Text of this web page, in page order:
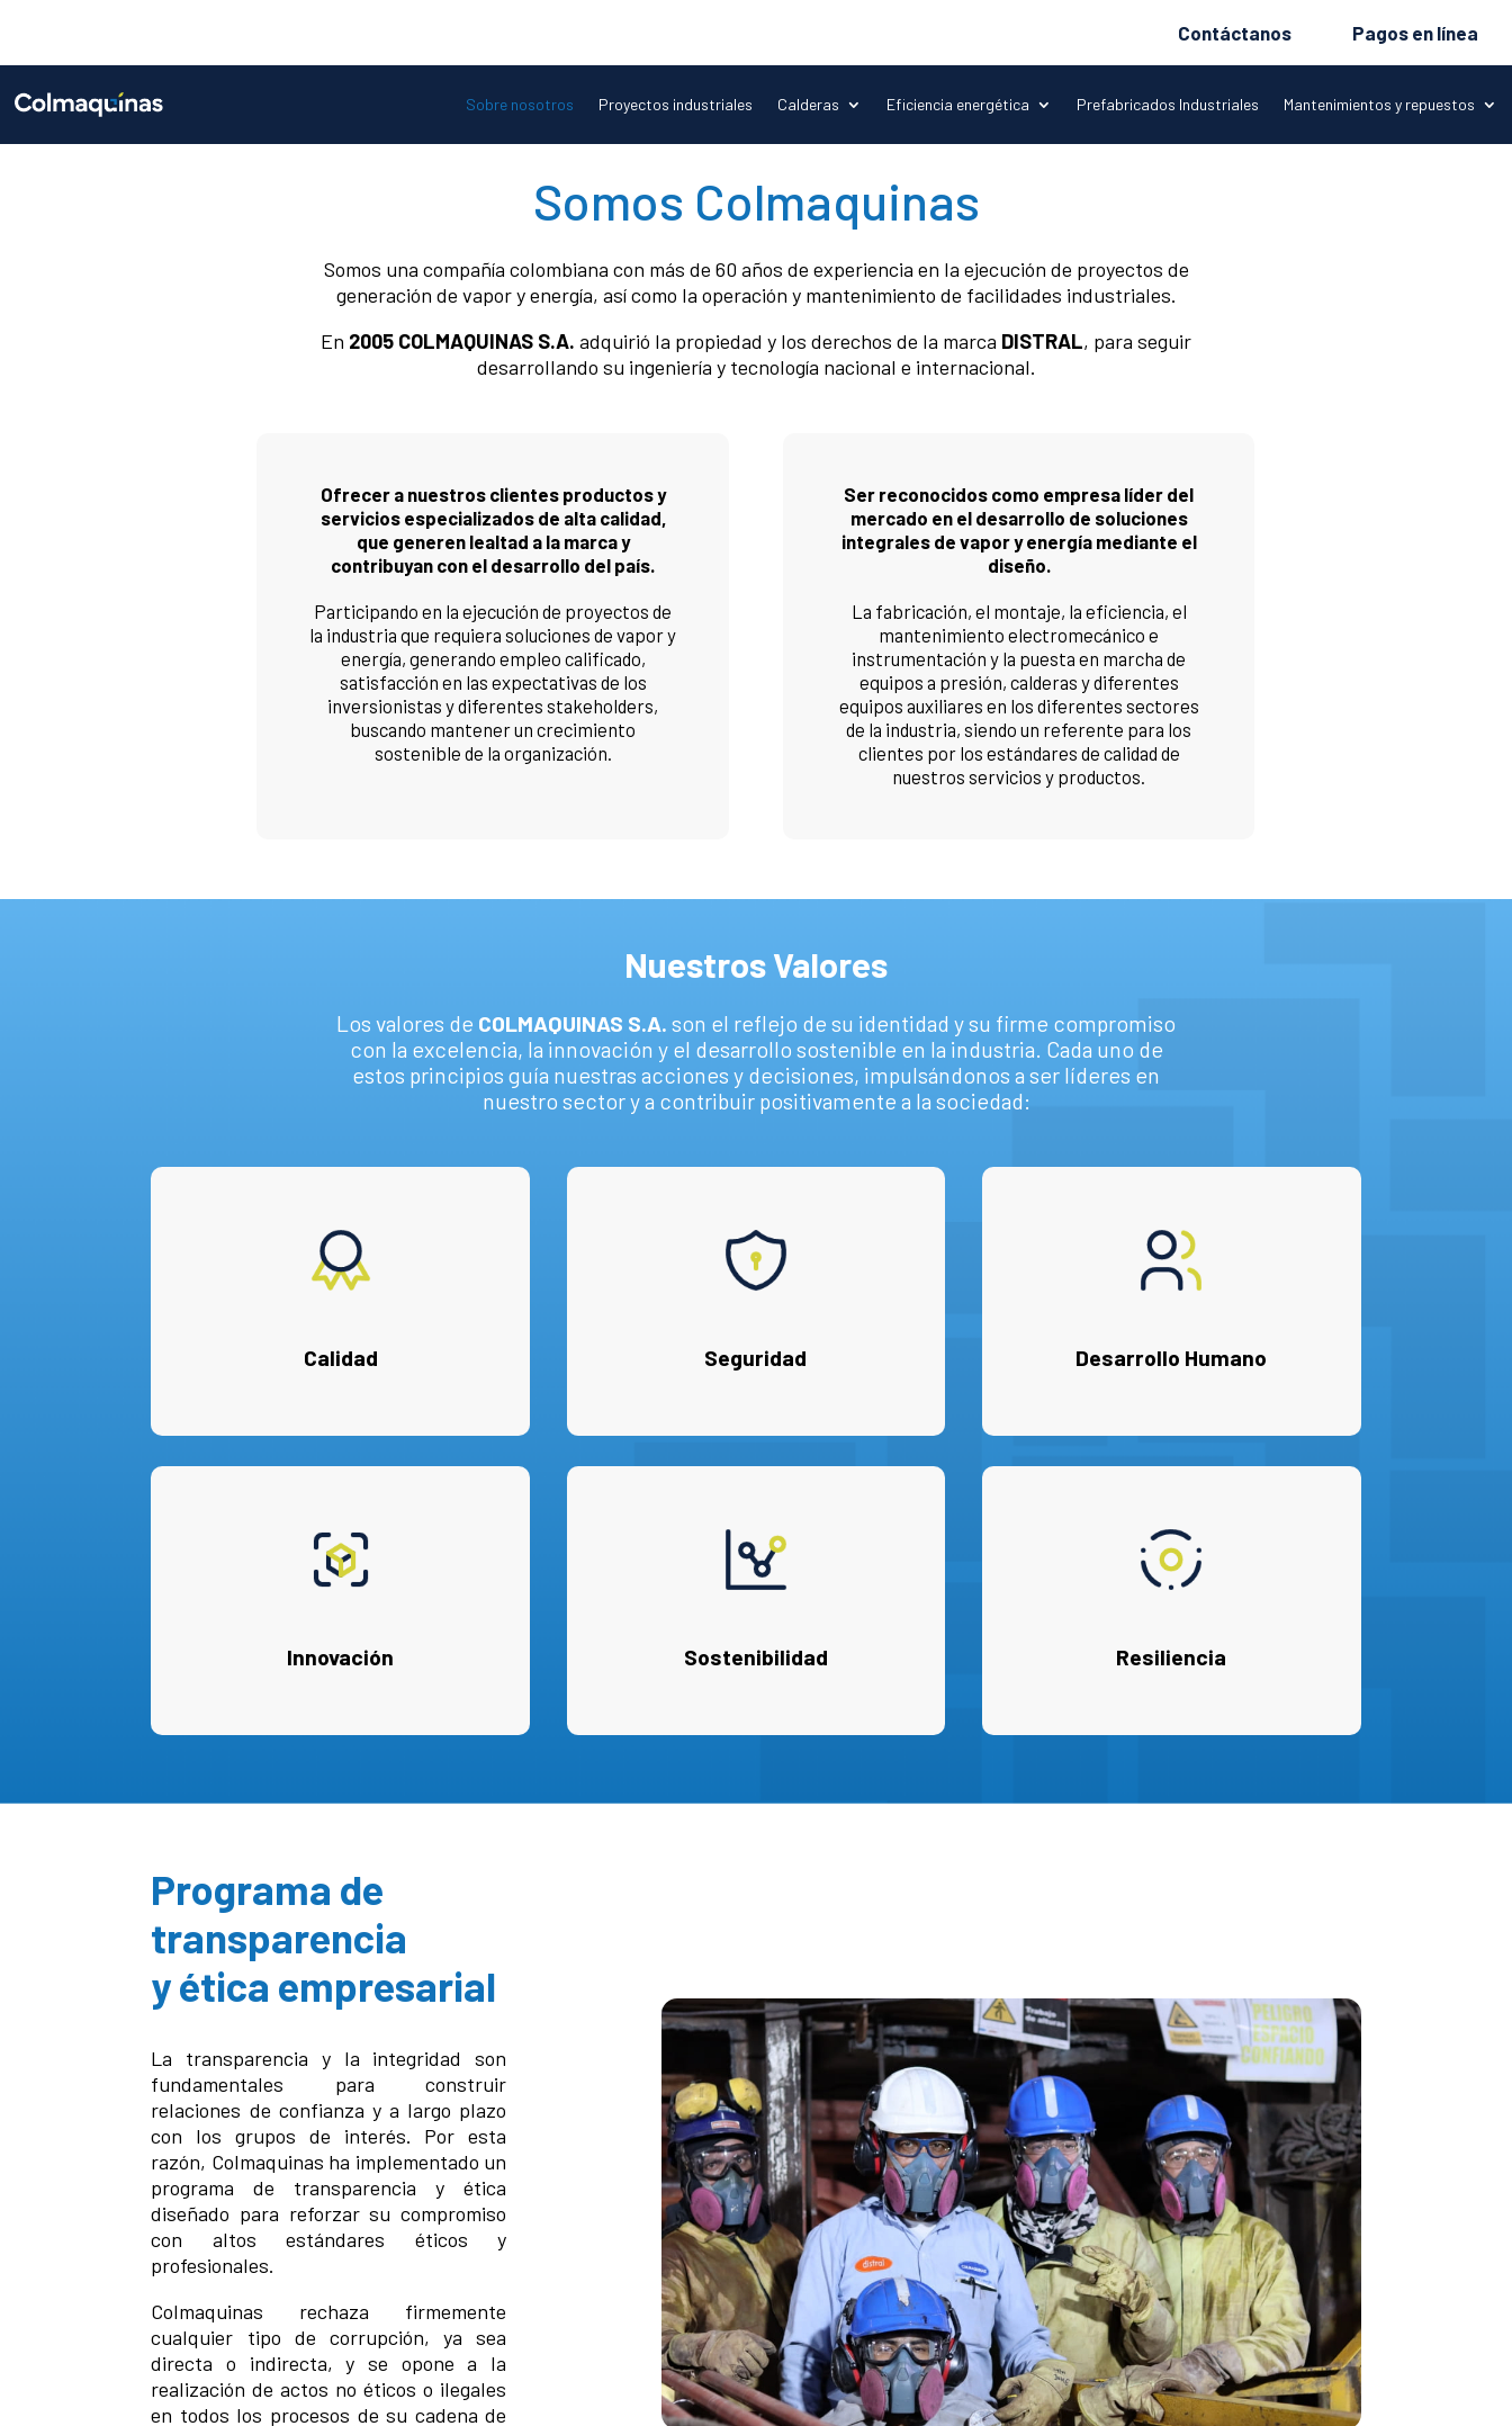
Contáctanos Pagos en línea
Sobre nosotros Proyectos industriales Calderas Eficiencia energética Prefabricados Industriales Mantenimientos y repuestos
Somos Colmaquinas
Somos una compañía colombiana con más de 60 años de experiencia en la ejecución de proyectos de
generación de vapor y energía, así como la operación y mantenimiento de facilidades industriales.
En 2005 COLMAQUINAS S.A. adquirió la propiedad y los derechos de la marca DISTRAL, para seguir
desarrollando su ingeniería y tecnología nacional e internacional.
Ofrecer a nuestros clientes productos y
servicios especializados de alta calidad,
que generen lealtad a la marca y
contribuyan con el desarrollo del país.
Participando en la ejecución de proyectos de
la industria que requiera soluciones de vapor y
energía, generando empleo calificado,
satisfacción en las expectativas de los
inversionistas y diferentes stakeholders,
buscando mantener un crecimiento
sostenible de la organización.
Ser reconocidos como empresa líder del
mercado en el desarrollo de soluciones
integrales de vapor y energía mediante el
diseño.
La fabricación, el montaje, la eficiencia, el
mantenimiento electromecánico e
instrumentación y la puesta en marcha de
equipos a presión, calderas y diferentes
equipos auxiliares en los diferentes sectores
de la industria, siendo un referente para los
clientes por los estándares de calidad de
nuestros servicios y productos.
Nuestros Valores
Los valores de COLMAQUINAS S.A. son el reflejo de su identidad y su firme compromiso
con la excelencia, la innovación y el desarrollo sostenible en la industria. Cada uno de
estos principios guía nuestras acciones y decisiones, impulsándonos a ser líderes en
nuestro sector y a contribuir positivamente a la sociedad:
Calidad Seguridad Desarrollo Humano
Innovación Sostenibilidad Resiliencia
Programa de
transparencia
y ética empresarial
La transparencia y la integridad son
fundamentales para construir
relaciones de confianza y a largo plazo
con los grupos de interés. Por esta
razón, Colmaquinas ha implementado un
programa de transparencia y ética
diseñado para reforzar su compromiso
con altos estándares éticos y
profesionales.
Colmaquinas rechaza firmemente
cualquier tipo de corrupción, ya sea
directa o indirecta, y se opone a la
realización de actos no éticos o ilegales
en todos los procesos de su cadena de